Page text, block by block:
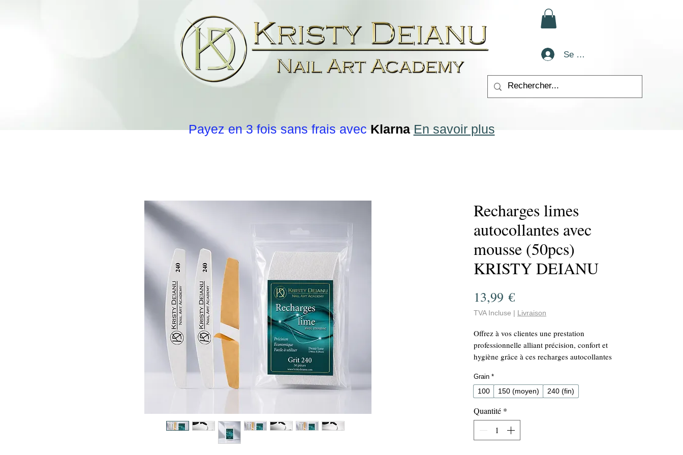
Se connecter
Recharges limes
autocollantes avec
mousse (50pcs)
KRISTY DEIANU
13,99 €Prix
TVA Incluse | Livraison
Offrez à vos clientes une prestation
professionnelle alliant précision, confort et
hygiène grâce à ces recharges autocollantes
être utilisées avec une base métallique
réutilisable, elles garantissent une hygiène
confort de travail.
Leur fine couche de mousse absorbe la
pression exercée pendant le limage,
Grain *
100 150 (moyen) 240 (fin)
Quantité *
Payez en 3 fois sans frais avecKlarna En savoir plus